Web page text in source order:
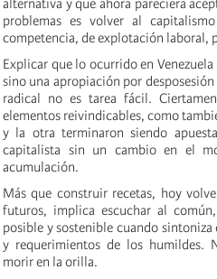
alternativa y que ahora pareciera
problemas es volver al
competencia, de explotación laboral,
Explicar que lo ocurrido en
sino una apropiación por
radical no es tarea fácil.
elementos reivindicables, como
y la otra terminaron siendo
capitalista sin un cambio en el
acumulación.
Más que construir recetas, hoy
futuros, implica escuchar al
posible y sostenible cuando sintoniza
y requerimientos de los humildes.
morir en la orilla.